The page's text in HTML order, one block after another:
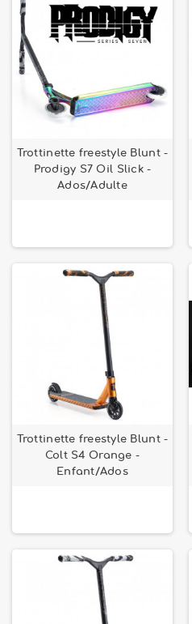
Trottinette freestyle Blunt -
Prodigy S7 Oil Slick -
Ados/Adulte
Trottinette freestyle Blunt -
Colt S4 Orange -
Enfant/Ados